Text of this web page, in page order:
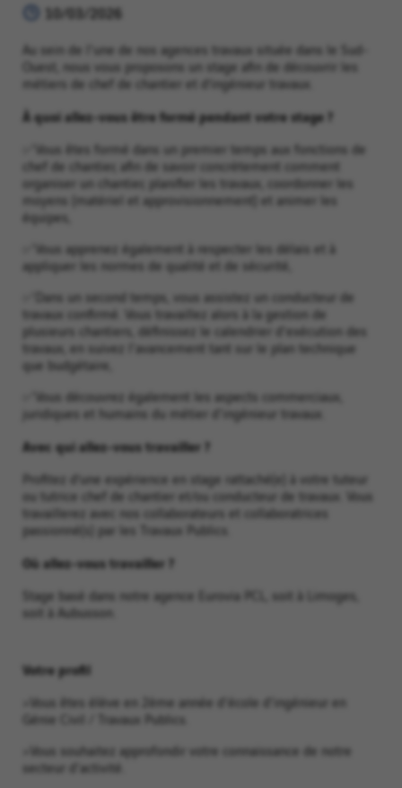
10/03/2026
Au sein de l'une de nos agences travaux située dans le Sud-
Ouest, nous vous proposons un stage afin de découvrir les
métiers de chef de chantier et d’ingénieur travaux.
À quoi allez-vous être formé pendant votre stage ?
✅Vous êtes formé dans un premier temps aux fonctions de
chef de chantier, afin de savoir concrètement comment
organiser un chantier, planifier les travaux, coordonner les
moyens (matériel et approvisionnement) et animer les
équipes,
✅Vous apprenez également à respecter les délais et à
appliquer les normes de qualité et de sécurité,
✅Dans un second temps, vous assistez un conducteur de
travaux confirmé. Vous travaillez alors à la gestion de
plusieurs chantiers, définissez le calendrier d'exécution des
travaux, en suivez l'avancement tant sur le plan technique
que budgétaire,
✅Vous découvrez également les aspects commerciaux,
juridiques et humains du métier d'ingénieur travaux.
Avec qui allez-vous travailler ?
Profitez d’une expérience en stage rattaché(e) à votre tuteur
ou tutrice chef de chantier et/ou conducteur de travaux. Vous
travaillerez avec nos collaborateurs et collaboratrices
passionné(s) par les Travaux Publics.
Où allez-vous travailler ?
Stage basé dans notre agence Eurovia PCL, soit à Limoges,
soit à Aubusson.
Votre profil
>Vous êtes élève en 2ème année d'école d'ingénieur en
Génie Civil / Travaux Publics.
>Vous souhaitez approfondir votre connaissance de notre
secteur d'activité.